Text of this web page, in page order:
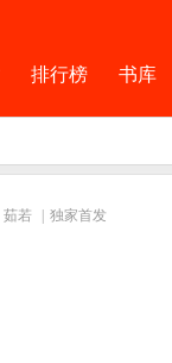
排行榜 书库
茹若 独家首发